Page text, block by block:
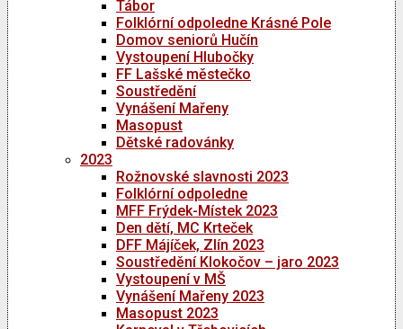
Tábor
Folklórní odpoledne Krásné Pole
Domov seniorů Hučín
Vystoupení Hlubočky
FF Lašské městečko
Soustředění
Vynášení Mařeny
Masopust
Dětské radovánky
2023
Rožnovské slavnosti 2023
Folklórní odpoledne
MFF Frýdek-Místek 2023
Den dětí, MC Krteček
DFF Májíček, Zlín 2023
Soustředění Klokočov – jaro 2023
Vystoupení v MŠ
Vynášení Mařeny 2023
Masopust 2023